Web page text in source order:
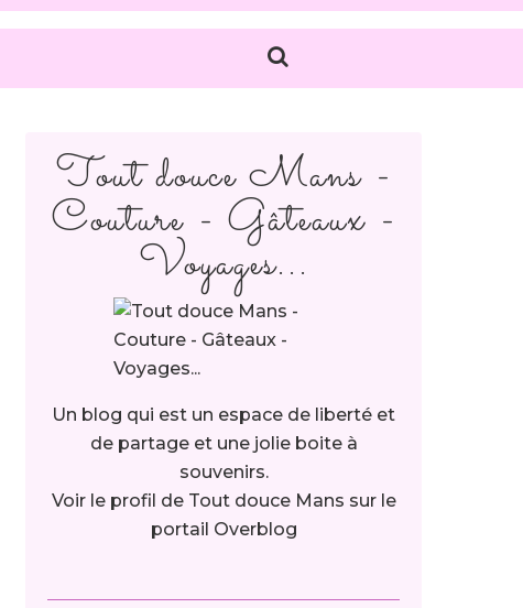
Tout douce Mans -
Couture - Gâteaux -
Voyages...
Un blog qui est un espace de liberté et
de partage et une jolie boite à
souvenirs.
Voir le profil de Tout douce Mans sur le
portail Overblog